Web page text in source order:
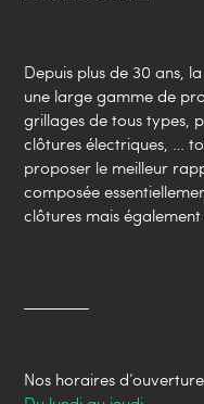
Depuis plus de 30 ans,
une large gamme de
grillages de tous types,
clôtures électriques, …
proposer le meilleur
composée
clôtures mais
Nos horaires